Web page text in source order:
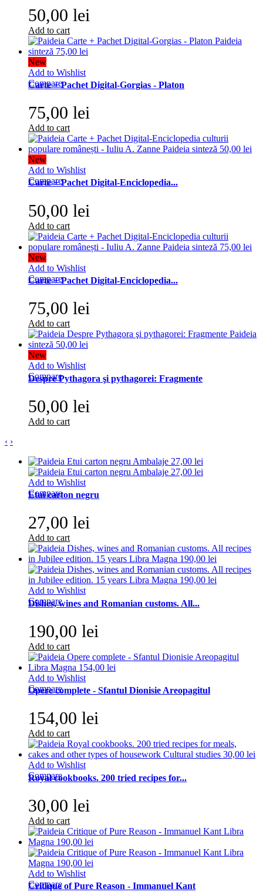
50,00 lei
Add to cart
New
Add to Wishlist
Compare
Carte + Pachet Digital-Gorgias - Platon
75,00 lei
Add to cart
New
Add to Wishlist
Compare
Carte + Pachet Digital-Enciclopedia...
50,00 lei
Add to cart
New
Add to Wishlist
Compare
Carte + Pachet Digital-Enciclopedia...
75,00 lei
Add to cart
New
Add to Wishlist
Compare
Despre Pythagora şi pythagorei: Fragmente
50,00 lei
Add to cart
‹ ›
Add to Wishlist
Compare
Etui carton negru
27,00 lei
Add to cart
Add to Wishlist
Compare
Dishes, wines and Romanian customs. All...
190,00 lei
Add to cart
Add to Wishlist
Compare
Opere complete - Sfantul Dionisie Areopagitul
154,00 lei
Add to cart
Add to Wishlist
Compare
Royal cookbooks. 200 tried recipes for...
30,00 lei
Add to cart
Add to Wishlist
Compare
Critique of Pure Reason - Immanuel Kant